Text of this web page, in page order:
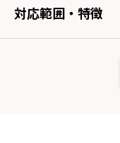
対応範囲・特徴